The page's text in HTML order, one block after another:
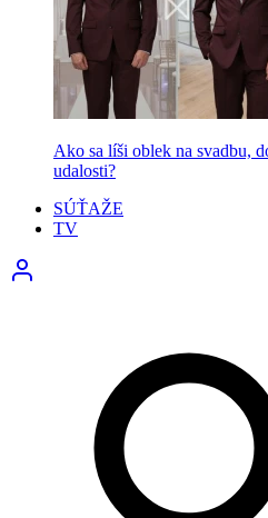
Ako sa líši oblek na svadbu,
udalosti?
SÚŤAŽE
TV